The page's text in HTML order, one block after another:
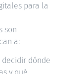
para la
son
a:
decidir dónde